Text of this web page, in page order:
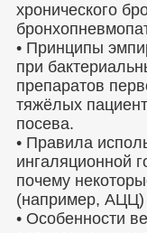
хронического
• Принципы
при
препаратов
тяжёлых
посева.
• Правила
ингаляционной
почему
(например, АЦЦ)
• Особенности